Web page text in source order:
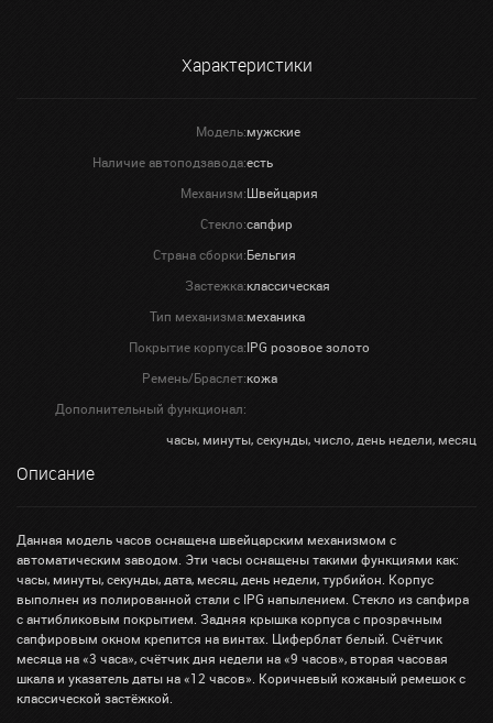
Характеристики
Модель:мужские
Наличие автоподзавода:есть
Механизм:Швейцария
Стекло:сапфир
Страна сборки:Бельгия
Застежка:классическая
Тип механизма:механика
Покрытие корпуса:IPG розовое золото
Ремень/Браслет:кожа
Дополнительный функционал:
часы, минуты, секунды, число, день недели, месяц
Описание
Данная модель часов оснащена швейцарским механизмом с
автоматическим заводом. Эти часы оснащены такими функциями как:
часы, минуты, секунды, дата, месяц, день недели, турбийон. Корпус
выполнен из полированной стали с IPG напылением. Стекло из сапфира
с антибликовым покрытием. Задняя крышка корпуса с прозрачным
сапфировым окном крепится на винтах. Циферблат белый. Счётчик
месяца на «3 часа», счётчик дня недели на «9 часов», вторая часовая
шкала и указатель даты на «12 часов». Коричневый кожаный ремешок с
классической застёжкой.